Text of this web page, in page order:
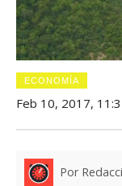
ECONOMÍA
Feb 10, 2017,
Por